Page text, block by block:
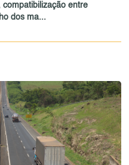
compatibilização entre
dos ma...